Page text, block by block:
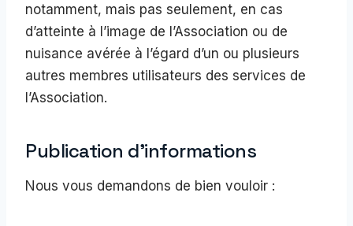
notamment, mais pas seulement, en cas
d’atteinte à l’image de l’Association ou de
nuisance avérée à l’égard d’un ou plusieurs
autres membres utilisateurs des services de
l’Association.
Publication d’informations
Nous vous demandons de bien vouloir :